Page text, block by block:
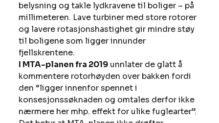
belysning og takle lydkravene til boliger – på
millimeteren. Lave turbiner med store rotorer
og lavere rotasjonshastighet gir mindre støy
til boligene som ligger innunder
fjellskrentene.
I MTA-planen fra 2019 unnlater de glatt å
kommentere rotorhøyden over bakken fordi
den “ligger innenfor spennet i
konsesjonssøknaden og omtales derfor ikke
nærmere her mhp. effekt for ulike fuglearter”.